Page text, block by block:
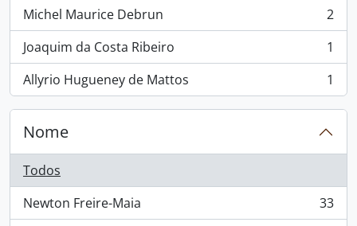
Michel Maurice Debrun
, 2 resultados
2
Joaquim da Costa Ribeiro
, 1 resultados
1
Allyrio Hugueney de Mattos
, 1 resultados 1
Nome
Todos
Newton Freire-Maia
, 33 resultados
33